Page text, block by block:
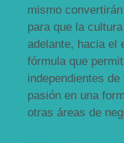
mismo
para que la
adelante, hacia el
fórmula que
independientes
pasión en una
otras áreas de